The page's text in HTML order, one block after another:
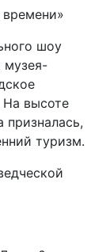
шоу
музея-
На высоте
туризм.